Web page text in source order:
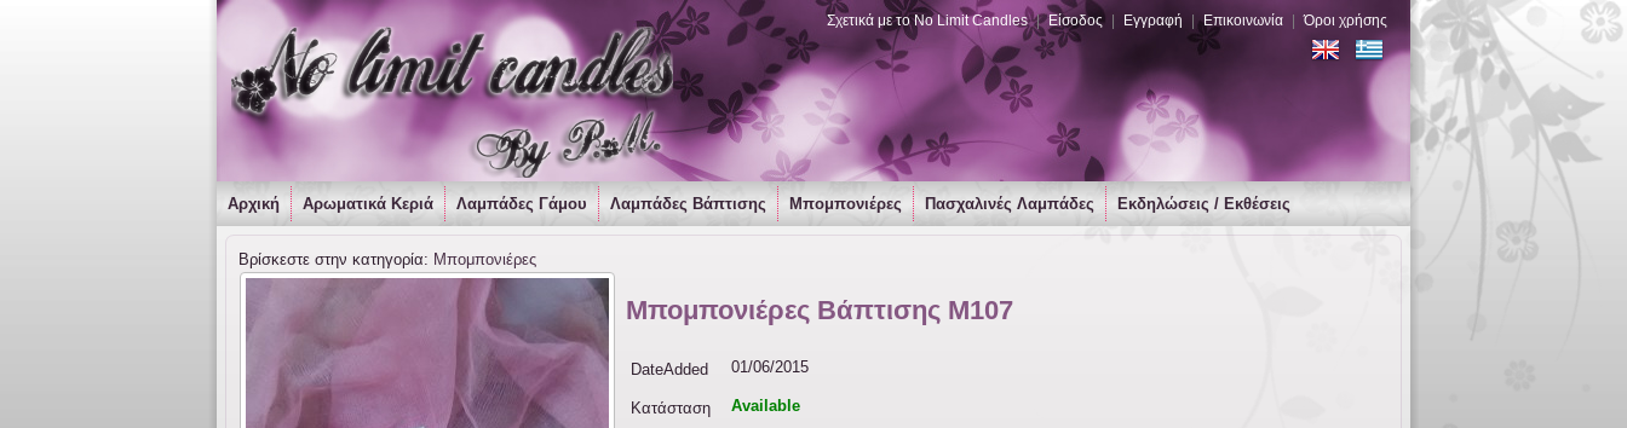
Σχετικά με το No Limit Candles | Είσοδος Εγγραφή Επικοινωνία Όροι χρήσης
Αρχική Αρωματικά Κεριά Λαμπάδες Γάμου Λαμπάδες Βάπτισης Μπομπονιέρες Πασχαλινές Λαμπάδες Εκδηλώσεις / Εκθέσεις
Βρίσκεστε στην κατηγορία: Μπομπονιέρες
Μπομπονιέρες Βάπτισης Μ107
DateAdded 01/06/2015
Κατάσταση Available